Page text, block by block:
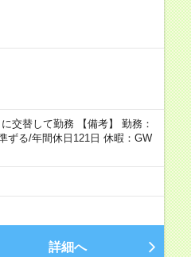
交替して勤務 【備考】 勤務：
ずる/年間休日121日 休暇：GW
詳細へ